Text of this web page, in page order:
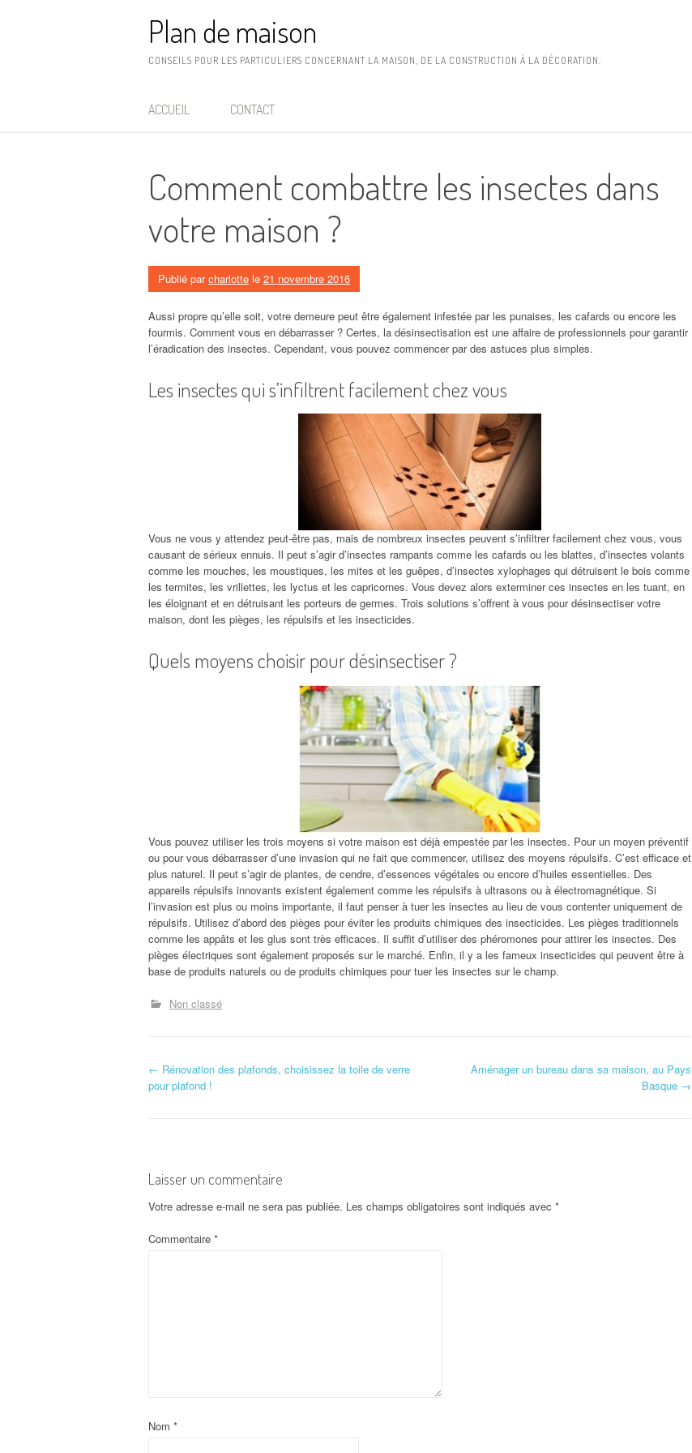
Plan de maison
CONSEILS POUR LES PARTICULIERS CONCERNANT LA MAISON, DE LA CONSTRUCTION À LA DÉCORATION.
ACCUEIL CONTACT
Comment combattre les insectes dans
votre maison ?
Publié parcharlotte le 21 novembre 2016
Aussi propre qu’elle soit, votre demeure peut être également infestée par les punaises, les cafards ou encore les
fourmis. Comment vous en débarrasser ? Certes, la désinsectisation est une affaire de professionnels pour garantir
l’éradication des insectes. Cependant, vous pouvez commencer par des astuces plus simples.
Les insectes qui s’infiltrent facilement chez vous
Vous ne vous y attendez peut-être pas, mais de nombreux insectes peuvent s’infiltrer facilement chez vous, vous
causant de sérieux ennuis. Il peut s’agir d’insectes rampants comme les cafards ou les blattes, d’insectes volants
comme les mouches, les moustiques, les mites et les guêpes, d’insectes xylophages qui détruisent le bois comme
les termites, les vrillettes, les lyctus et les capricornes. Vous devez alors exterminer ces insectes en les tuant, en
les éloignant et en détruisant les porteurs de germes. Trois solutions s’offrent à vous pour désinsectiser votre
maison, dont les pièges, les répulsifs et les insecticides.
Quels moyens choisir pour désinsectiser ?
Vous pouvez utiliser les trois moyens si votre maison est déjà empestée par les insectes. Pour un moyen préventif
ou pour vous débarrasser d’une invasion qui ne fait que commencer, utilisez des moyens répulsifs. C’est efficace et
plus naturel. Il peut s’agir de plantes, de cendre, d’essences végétales ou encore d’huiles essentielles. Des
appareils répulsifs innovants existent également comme les répulsifs à ultrasons ou à électromagnétique. Si
l’invasion est plus ou moins importante, il faut penser à tuer les insectes au lieu de vous contenter uniquement de
répulsifs. Utilisez d’abord des pièges pour éviter les produits chimiques des insecticides. Les pièges traditionnels
comme les appâts et les glus sont très efficaces. Il suffit d’utiliser des phéromones pour attirer les insectes. Des
pièges électriques sont également proposés sur le marché. Enfin, il y a les fameux insecticides qui peuvent être à
base de produits naturels ou de produits chimiques pour tuer les insectes sur le champ.
Non classé
N
i
g
a
d
← Rénovation des plafonds, choisissez la toile de verre
pour plafond !
Aménager un bureau dans sa maison, au Pays
Basque →
Laisser un commentaire
Votre adresse e-mail ne sera pas publiée. Les champs obligatoires sont indiqués avec *
Commentaire *
Nom *